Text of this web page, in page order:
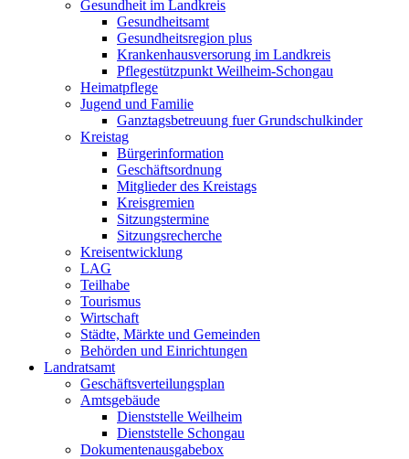
Gesundheit im Landkreis
Gesundheitsamt
Gesundheitsregion plus
Krankenhausversorung im Landkreis
Pflegestützpunkt Weilheim-Schongau
Heimatpflege
Jugend und Familie
Ganztagsbetreuung fuer Grundschulkinder
Kreistag
Bürgerinformation
Geschäftsordnung
Mitglieder des Kreistags
Kreisgremien
Sitzungstermine
Sitzungsrecherche
Kreisentwicklung
LAG
Teilhabe
Tourismus
Wirtschaft
Städte, Märkte und Gemeinden
Behörden und Einrichtungen
Landratsamt
Geschäftsverteilungsplan
Amtsgebäude
Dienststelle Weilheim
Dienststelle Schongau
Dokumentenausgabebox